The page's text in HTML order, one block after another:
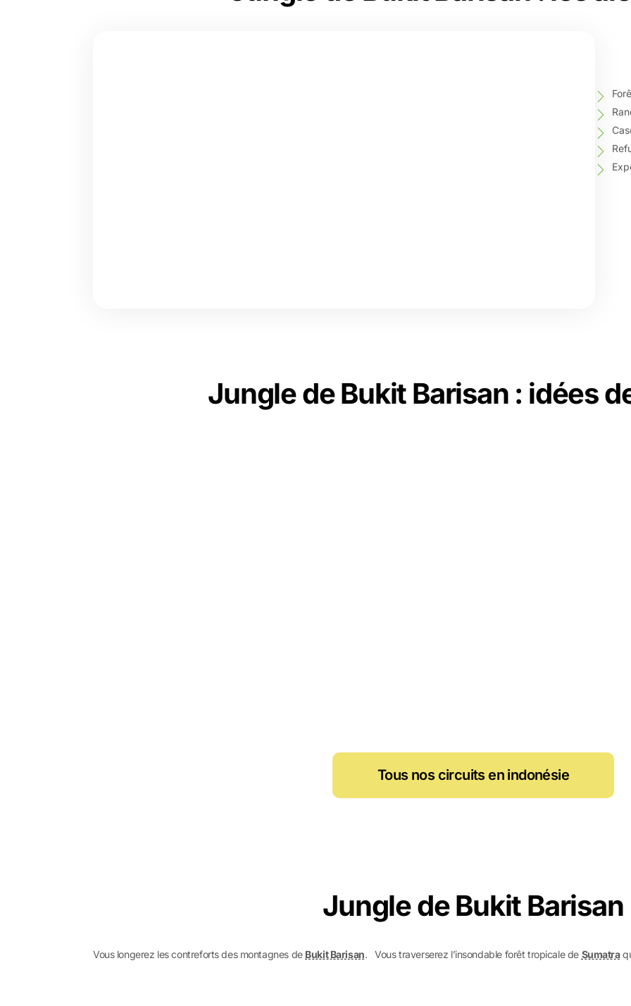
Jungle de Bukit Barisan : idées
Tous nos circuits en indonésie
Jungle de Bukit Barisan
Vous longerez les contreforts des montagnes de Bukit Barisan. Vous traverserez l’insondable forêt tropicale de Sumatra